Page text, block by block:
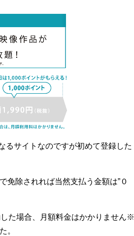
るサイトなのですが初めて登録した
免除されれば当然支払う金額は”０
た場合、月額料金はかかりません※
。